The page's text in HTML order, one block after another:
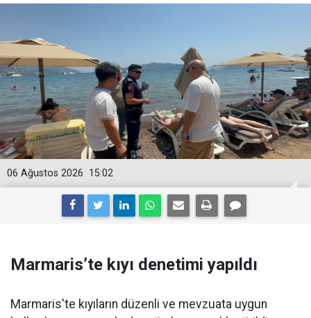
15:02
06 Ağustos 2026
Marmaris’te kıyı denetimi yapıldı
Marmaris'te kıyıların düzenli ve mevzuata uygun